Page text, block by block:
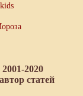
2020
статей